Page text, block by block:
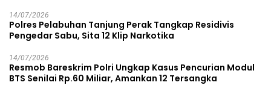
14/07/2026
Polres Pelabuhan Tanjung Perak Tangkap Residivis
Pengedar Sabu, Sita 12 Klip Narkotika
14/07/2026
Resmob Bareskrim Polri Ungkap Kasus Pencurian Modul
BTS Senilai Rp.60 Miliar, Amankan 12 Tersangka